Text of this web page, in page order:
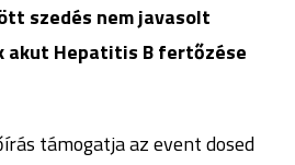
szedés nem javasolt
akut Hepatitis B fertőzése
támogatja az event dosed